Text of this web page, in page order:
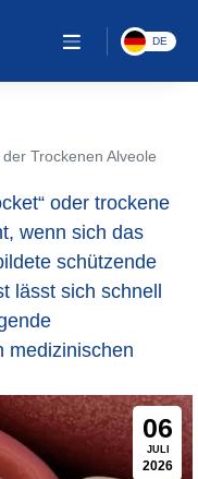
DE
Trockenen Alveole
oder trockene
wenn sich das
schützende
lässt sich schnell
medizinischen
06
JULI
2026